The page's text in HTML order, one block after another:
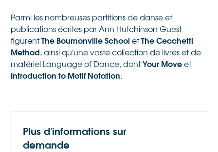
Parmi les nombreuses partitions de danse et
publications écrites par Ann Hutchinson Guest
figurentThe Bournonville School etThe Cecchetti
Method, ainsi qu'une vaste collection de livres et de
matériel Language of Dance, dontYour Moveet
Introduction to Motif Notation.
Plus d'informations sur
demande